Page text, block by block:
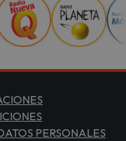
PERSONALES